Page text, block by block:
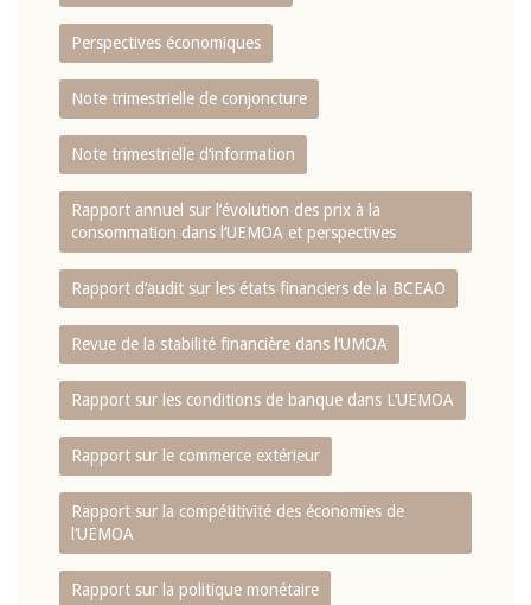
Perspectives économiques
Note trimestrielle de conjoncture
Note trimestrielle d‘information
Rapport annuel sur l‘évolution des prix à la
consommation dans l‘UEMOA et perspectives
Rapport d‘audit sur les états financiers de la BCEAO
Revue de la stabilité financière dans l‘UMOA
Rapport sur les conditions de banque dans L‘UEMOA
Rapport sur le commerce extérieur
Rapport sur la compétitivité des économies de
l‘UEMOA
Rapport sur la politique monétaire